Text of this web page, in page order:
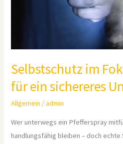
Selbstschutz im
für ein sichereres
Allgemein /admin
Wer unterwegs ein Pfefferspray
handlungsfähig bleiben – doch